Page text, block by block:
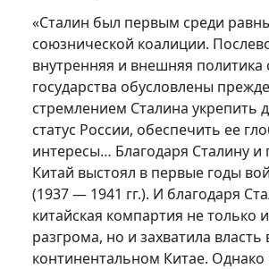
«Сталин был первым среди
союзнической коалиции.
внутренняя и внешняя политика
государства обусловлены
стремлением Сталина укрепить
статус России, обеспечить ее
интересы… Благодаря Сталину
Китай выстоял в первые годы
(1937 — 1941 гг.). И благодаря
китайская компартия не только
разгрома, но и захватила власть
континентальном Китае. Однако